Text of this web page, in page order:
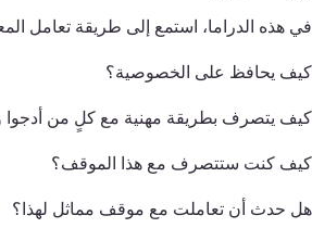
في هذه الدراما، استمع إلى طريقة تعامل
كيف يحافظ على الخصوصية؟
كيف يتصرف بطريقة مهنية مع كلٍ من أدجوا
كيف كنت ستتصرف مع هذا الموقف؟
هل حدث أن تعاملت مع موقف مماثل لهذا؟